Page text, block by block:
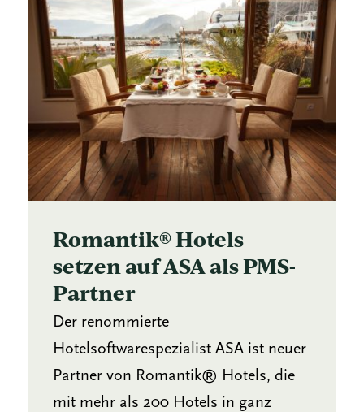
Romantik® Hotels
setzen auf ASA als PMS-
Partner
Der renommierte
Hotelsoftwarespezialist ASA ist neuer
Partner von Romantik® Hotels, die
mit mehr als 200 Hotels in ganz